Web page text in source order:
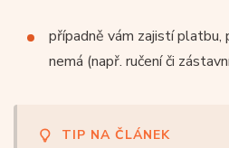
případně vám zajistí platbu,
nemá (např. ručení či
TIP NA ČLÁNEK